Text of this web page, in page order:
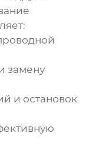
замену
и остановок